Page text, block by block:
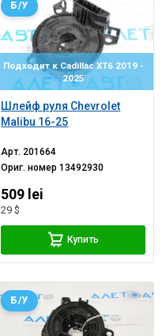
Подходит к Cadillac XT6 2019 -
2025
Шлейф руля Chevrolet
Malibu 16-25
Б/У
Арт. 201664
Ориг. номер13492930
509 lei
29 $
Купить
Б/У